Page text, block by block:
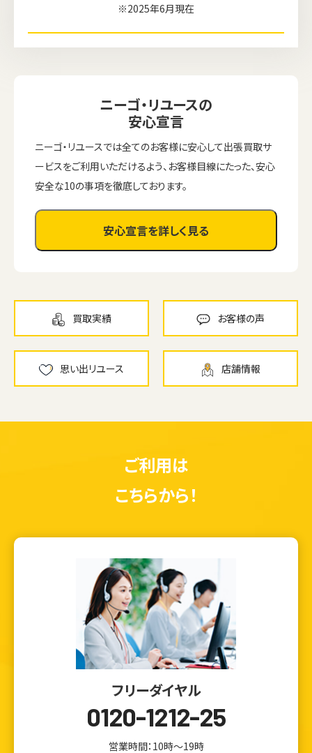
かんたん査定見積 0120-1212-25
※2025年6月現在
ニーゴ・リユースの
安心宣言
ニーゴ・リユースでは全てのお客様に安心して出張買取サ
ービスをご利用いただけるよう、お客様目線にたった、安心
安全な10の事項を徹底しております。
安心宣言を詳しく見る
買取実績 お客様の声
思い出リユース 店舗情報
ご利用は
こちらから！
フリーダイヤル
0120-1212-25
営業時間：10時～19時